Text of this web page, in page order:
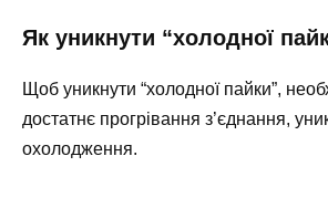
Як уникнути “холодної
Щоб уникнути “холодної пайки”,
достатнє прогрівання з’єднання,
охолодження.